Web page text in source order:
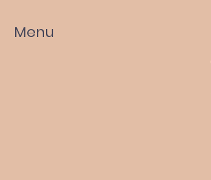
Menu